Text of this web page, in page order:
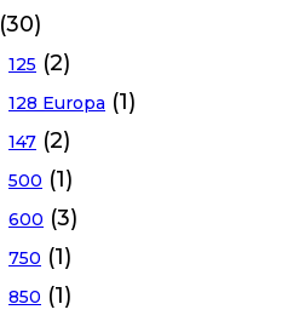
(30)
125 (2)
128 Europa (1)
147 (2)
500 (1)
600 (3)
750 (1)
850 (1)